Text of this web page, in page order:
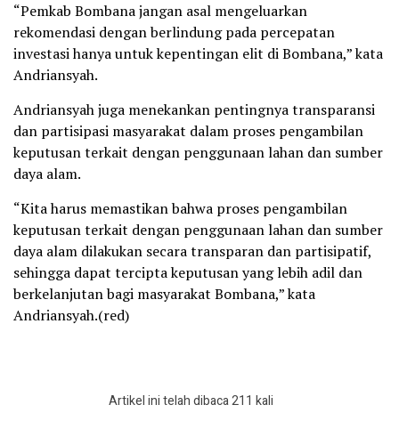
“Pemkab Bombana jangan asal mengeluarkan
rekomendasi dengan berlindung pada percepatan
investasi hanya untuk kepentingan elit di Bombana,” kata
Andriansyah.
Andriansyah juga menekankan pentingnya transparansi
dan partisipasi masyarakat dalam proses pengambilan
keputusan terkait dengan penggunaan lahan dan sumber
daya alam.
“Kita harus memastikan bahwa proses pengambilan
keputusan terkait dengan penggunaan lahan dan sumber
daya alam dilakukan secara transparan dan partisipatif,
sehingga dapat tercipta keputusan yang lebih adil dan
berkelanjutan bagi masyarakat Bombana,” kata
Andriansyah.(red)
Artikel ini telah dibaca 211 kali